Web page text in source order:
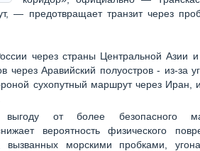
— предотвращает транзит через
через страны Центральной Азии
через Аравийский полуостров - из-за
сухопутный маршрут через Иран,
выгоду от более безопасного
вероятность физического
вызванных морскими пробками,